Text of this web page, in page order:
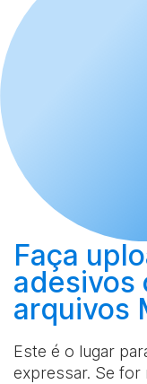
Faça
adesivos
arquivos
Este é o lugar
expressar. Se for